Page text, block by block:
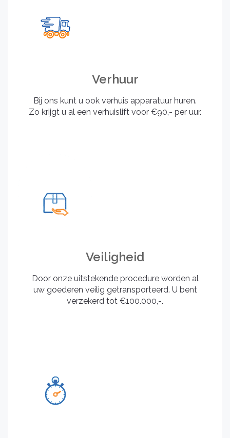
Verhuur
Bij ons kunt u ook verhuis apparatuur huren.
Zo krijgt u al een verhuislift voor €90,- per uur.
Veiligheid
Door onze uitstekende procedure worden al
uw goederen veilig getransporteerd. U bent
verzekerd tot €100.000,-.